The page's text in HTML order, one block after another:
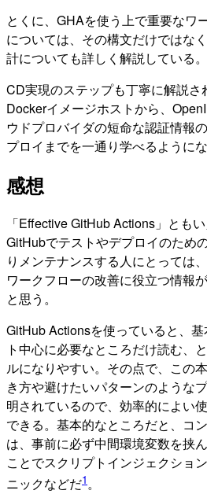
とくに、GHAを使う上で重要なワ
については、その構文だけではな
計についても詳しく解説している。
CD実現のステップも丁寧に解説
Dockerイメージホストから、
ウドプロバイダの短命な認証情報
プロイまでを一通り学べるようにな
感想
「Effective GitHub Actions」とも
GitHubでテストやデプロイのため
りメンテナンスする人にとっては
ワークフローの改善に役立つ情報
と思う。
GitHub Actionsを使っていると、
ト中心に必要なところだけ読む、
ルになりやすい。その点で、この
き方や避けたいパターンのような
明されているので、効率的によい
できる。基本的なところだと、コ
は、事前に必ず中間環境変数を挟
ことでスクリプトインジェクショ
ニックなどだ1。